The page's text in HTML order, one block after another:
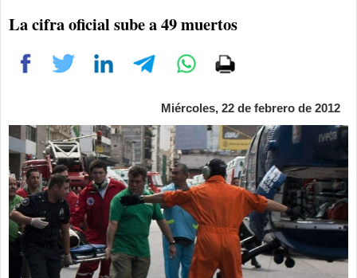
La cifra oficial sube a 49 muertos
Miércoles, 22 de febrero de 2012